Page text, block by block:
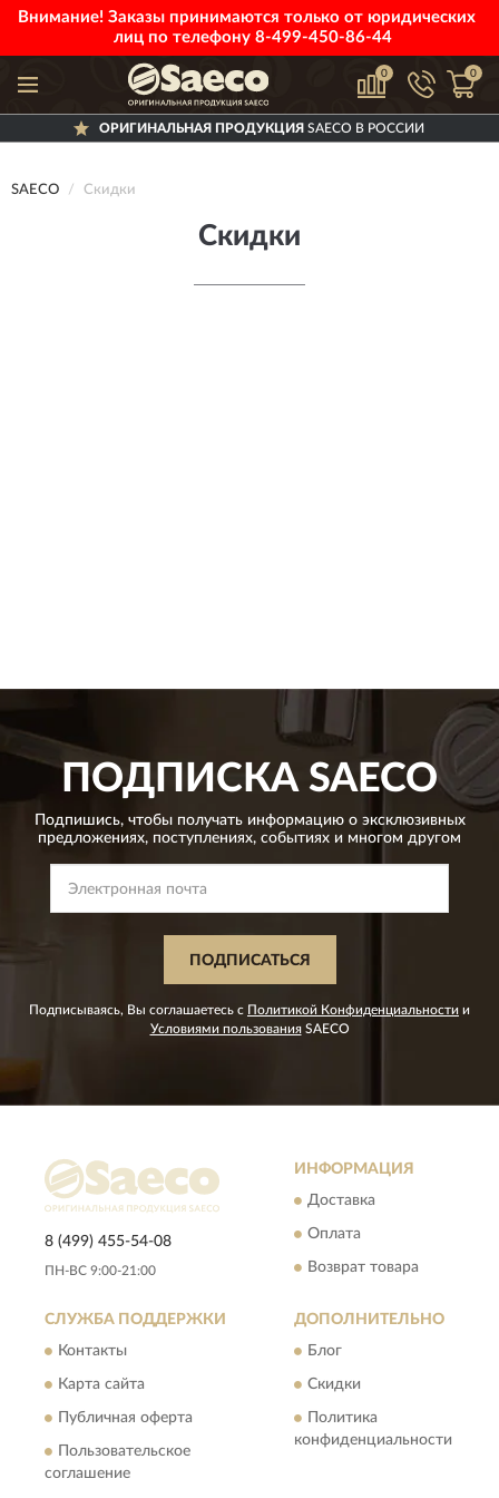
Внимание! Заказы принимаются только от юридических
лиц по телефону 8-499-450-86-44
0 0
ОРИГИНАЛЬНАЯ ПРОДУКЦИЯ SAECO В РОССИИ
SAECO Скидки
Скидки
ПОДПИСКА SAECO
Подпишись, чтобы получать информацию о эксклюзивных
предложениях, поступлениях, событиях и многом другом
ПОДПИСАТЬСЯ
Подписываясь, Вы соглашаетесь с Политикой Конфиденциальности и
Условиями пользованияSAECO
8 (499) 455-54-08
ПН-ВС 9:00-21:00
ИНФОРМАЦИЯ
Доставка
Оплата
Возврат товара
СЛУЖБА ПОДДЕРЖКИ
Контакты
Карта сайта
Публичная оферта
Пользовательское
соглашение
ДОПОЛНИТЕЛЬНО
Блог
Скидки
Политика
конфиденциальности